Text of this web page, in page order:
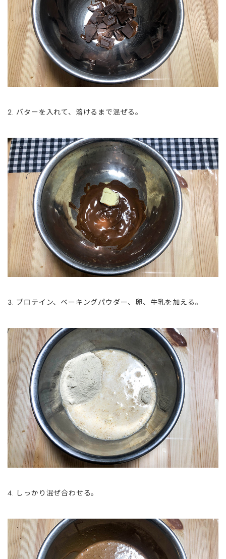
バターを入れて、溶けるまで混ぜる。
プロテイン、ベーキングパウダー、卵、牛乳を加える。
しっかり混ぜ合わせる。